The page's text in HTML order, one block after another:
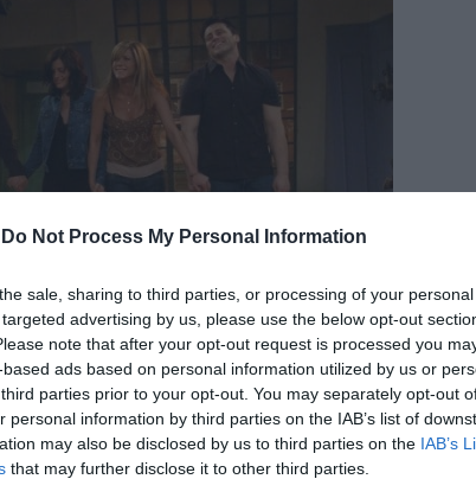
Do Not Process My Personal Information
sale, sharing to third parties, or processing of your
advertising by us, please use the below opt-out
note that after your opt-out request is processed you
ads based on personal information utilized by us or
parties prior to your opt-out. You may separately opt-out
personal information by third parties on the IAB’s list of
may also be disclosed by us to third parties on the IAB’s
that may further disclose it to other third parties.
Crédit photo:Facebook – FRIENDS (TV Show)